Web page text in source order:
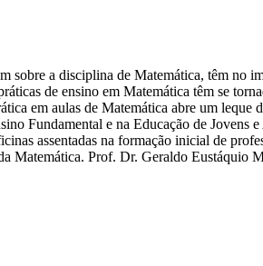
sobre a disciplina de Matemática, têm no
de ensino em Matemática têm se
em aulas de Matemática abre um
Fundamental e na Educação de
assentadas na formação inicial de
Matemática. Prof. Dr. Geraldo Eustáquio